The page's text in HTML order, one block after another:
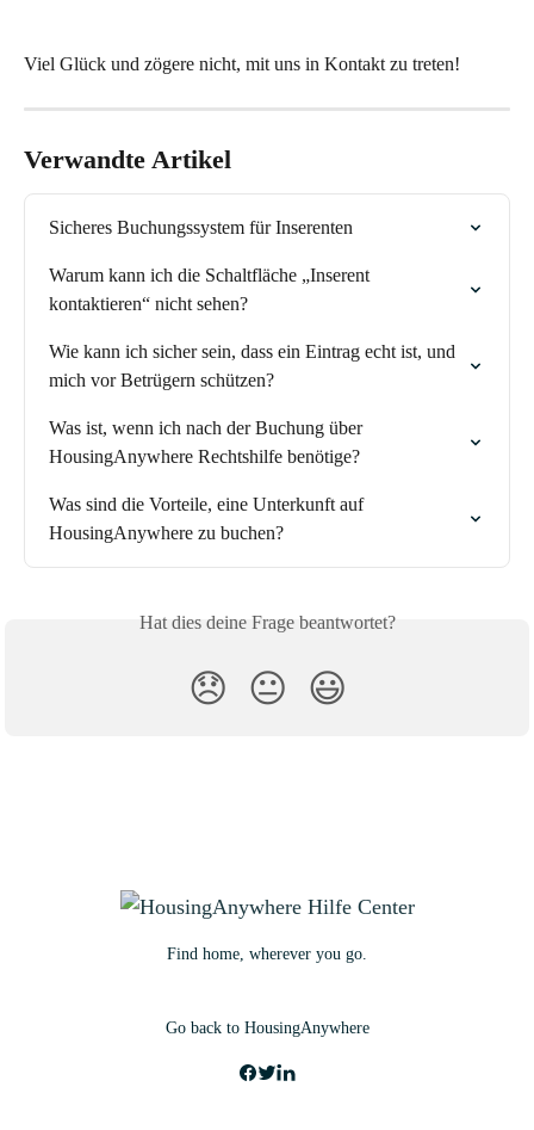
Viel Glück und zögere nicht, mit uns in Kontakt zu treten!
Verwandte Artikel
Sicheres Buchungssystem für Inserenten
Warum kann ich die Schaltfläche „Inserent
kontaktieren“ nicht sehen?
Wie kann ich sicher sein, dass ein Eintrag echt ist, und
mich vor Betrügern schützen?
Was ist, wenn ich nach der Buchung über
HousingAnywhere Rechtshilfe benötige?
Was sind die Vorteile, eine Unterkunft auf
HousingAnywhere zu buchen?
Hat dies deine Frage beantwortet?
😞 😐 😃
Find home, wherever you go.
Go back to HousingAnywhere